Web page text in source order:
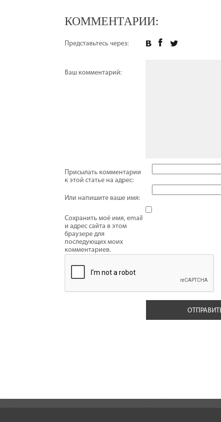
КОММЕНТАРИИ:
Представьтесь через:
Ваш комментарий:
Присылать комментарии
к этой статье на адрес:
Или напишите ваше имя:
Сохранить моё имя, email
и адрес сайта в этом
браузере для
последующих моих
комментариев.